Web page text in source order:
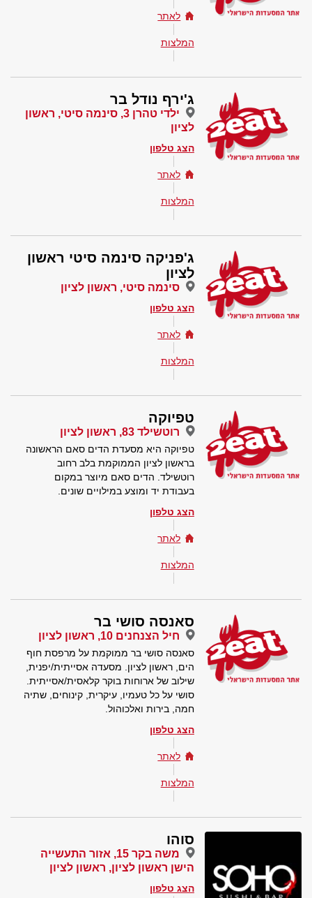
לאתר
המלצות
ג'ירף נודל בר
ילדי טהרן 3, סינמה סיטי, ראשון
לציון
הצג טלפון
לאתר
המלצות
ג'פניקה סינמה סיטי ראשון
לציון
סינמה סיטי, ראשון לציון
הצג טלפון
לאתר
המלצות
טפיוקה
רוטשילד 83, ראשון לציון
טפיוקה היא מסעדת הדים סאם הראשונה
בראשון לציון הממוקמת בלב רחוב
רוטשילד. הדים סאם מיוצר במקום
בעבודת יד ומוצע במילויים שונים.
הצג טלפון
לאתר
המלצות
סאנסה סושי בר
חיל הצנחנים 10, ראשון לציון
סאנסה סושי בר ממוקמת על מרפסת חוף
הים, ראשון לציון. מסעדה אסייתית/יפנית,
שילוב של ארוחות בוקר קלאסית/אסייתית.
סושי על כל טעמיו, עיקרית, קינוחים, שתיה
חמה, בירות ואלכוהול.
הצג טלפון
לאתר
המלצות
סוהו
משה בקר 15, אזור התעשייה
הישן ראשון לציון, ראשון לציון
הצג טלפון